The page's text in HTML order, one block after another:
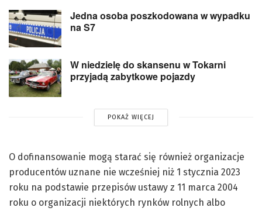
Jedna osoba poszkodowana w wypadku
na S7
W niedzielę do skansenu w Tokarni
przyjadą zabytkowe pojazdy
POKAŻ WIĘCEJ
O dofinansowanie mogą starać się również organizacje
producentów uznane nie wcześniej niż 1 stycznia 2023
roku na podstawie przepisów ustawy z 11 marca 2004
roku o organizacji niektórych rynków rolnych albo